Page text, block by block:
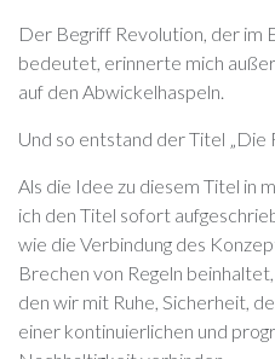
Der Begriff Revolution, der im
bedeutet, erinnerte mich
auf den Abwickelhaspeln.
Und so entstand der Titel „Die
Als die Idee zu diesem Titel in
ich den Titel sofort
wie die Verbindung des
Brechen von Regeln
den wir mit Ruhe, Sicherheit,
einer kontinuierlichen und